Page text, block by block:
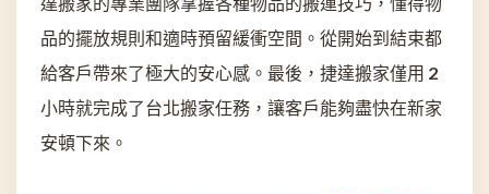
品的擺放規則和適時預留緩衝空間。從開始到結束都
給客戶帶來了極大的安心感。最後，捷達搬家僅用 2
小時就完成了台北搬家任務，讓客戶能夠盡快在新家
安頓下來。